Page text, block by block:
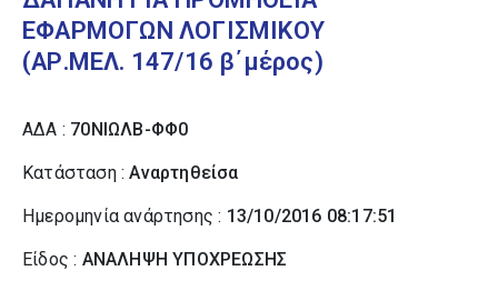
ΕΦΑΡΜΟΓΩΝ ΛΟΓΙΣΜΙΚΟΥ
(ΑΡ.ΜΕΛ. 147/16 β΄μέρος)
ΑΔΑ : 70ΝΙΩΛΒ-ΦΦ0
Κατάσταση :Αναρτηθείσα
Ημερομηνία ανάρτησης : 13/10/2016 08:17:51
Είδος : ΑΝΑΛΗΨΗ ΥΠΟΧΡΕΩΣΗΣ